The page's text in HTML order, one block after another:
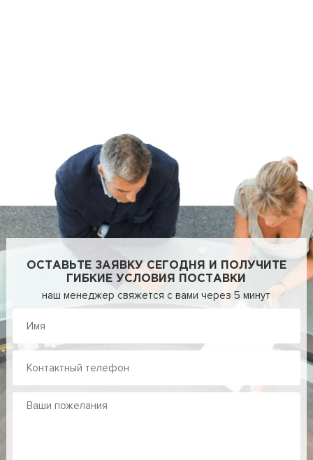
ОСТАВЬТЕ ЗАЯВКУ СЕГОДНЯ И ПОЛУЧИТЕ
ГИБКИЕ УСЛОВИЯ ПОСТАВКИ
наш менеджер свяжется с вами через 5 минут